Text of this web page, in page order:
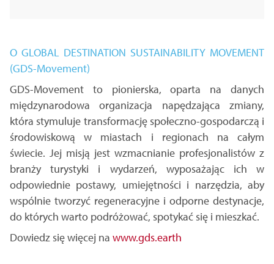
O GLOBAL DESTINATION SUSTAINABILITY MOVEMENT
(GDS-Movement)
GDS-Movement to pionierska, oparta na danych
międzynarodowa organizacja napędzająca zmiany,
która stymuluje transformację społeczno-gospodarczą i
środowiskową w miastach i regionach na całym
świecie. Jej misją jest wzmacnianie profesjonalistów z
branży turystyki i wydarzeń, wyposażając ich w
odpowiednie postawy, umiejętności i narzędzia, aby
wspólnie tworzyć regeneracyjne i odporne destynacje,
do których warto podróżować, spotykać się i mieszkać.
Dowiedz się więcej na www.gds.earth